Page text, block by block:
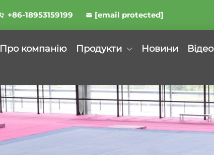
+86-18953159199 [email protected]
Про компанію Продукти Новини Відео